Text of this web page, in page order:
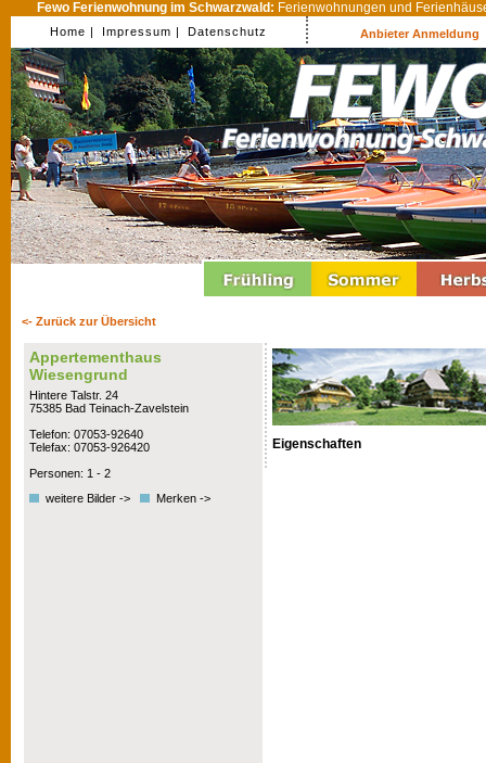
Fewo Ferienwohnung im Schwarzwald: Ferienwohnungen und
Home | Impressum | Datenschutz Anbieter Anmeldung
<- Zurück zur Übersicht
Appertementhaus
Wiesengrund
Hintere Talstr. 24
75385 Bad Teinach-Zavelstein
Telefon: 07053-92640
Telefax: 07053-926420
Personen: 1 - 2
weitere Bilder ->
Merken ->
Eigenschaften